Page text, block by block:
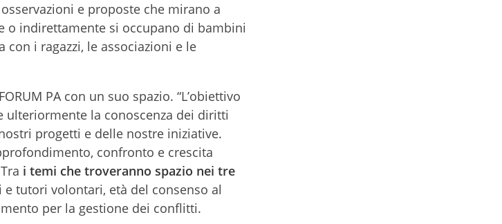
e proposte che mirano a
o indirettamente si occupano di bambini
i ragazzi, le associazioni e le
PA con un suo spazio. “L’obiettivo
ulteriormente la conoscenza dei diritti
progetti e delle nostre iniziative.
confronto e crescita
i temi che troveranno spazio nei tre
tutori volontari, età del consenso al
per la gestione dei conflitti.